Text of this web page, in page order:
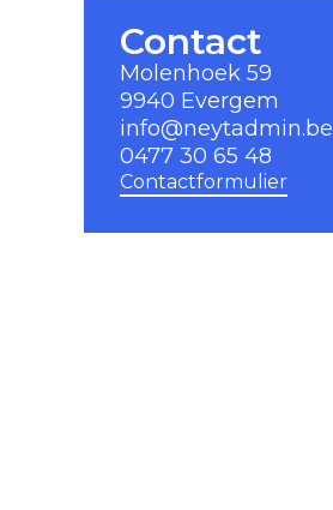
Contact
Molenhoek 59
9940 Evergem
info@neytadmin.be
0477 30 65 48
Contactformulier